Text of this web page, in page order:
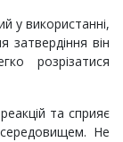
у використанні,
затвердіння він
розрізатися
та сприяє
Не